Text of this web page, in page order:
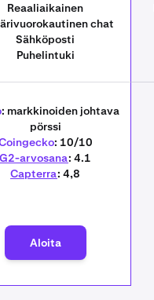
Reaaliaikainen
chat
Sähköposti
Puhelintuki
: markkinoiden johtava
pörssi
: 10/10
G2-arvosana: 4.1
Capterra: 4,8
Aloita